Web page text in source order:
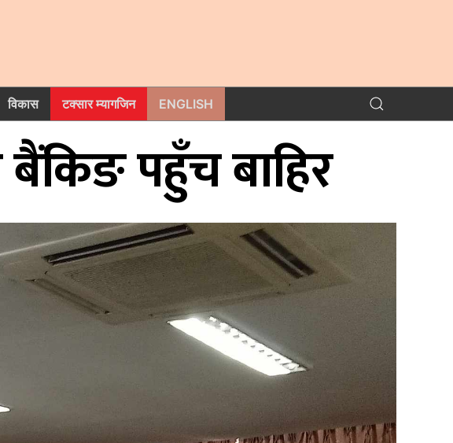
विकास टक्सार म्यागजिन ENGLISH
बैंकिङ पहुँच बाहिर